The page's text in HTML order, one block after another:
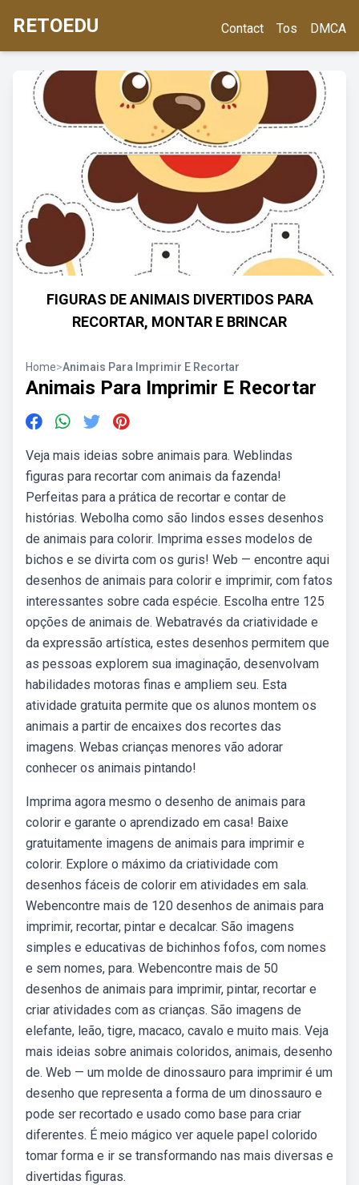
RETOEDU Contact Tos DMCA
FIGURAS DE ANIMAIS DIVERTIDOS PARA
RECORTAR, MONTAR E BRINCAR
Home>Animais Para Imprimir E Recortar
Animais Para Imprimir E Recortar
Veja mais ideias sobre animais para. Weblindas
figuras para recortar com animais da fazenda!
Perfeitas para a prática de recortar e contar de
histórias. Webolha como são lindos esses desenhos
de animais para colorir. Imprima esses modelos de
bichos e se divirta com os guris! Web — encontre aqui
desenhos de animais para colorir e imprimir, com fatos
interessantes sobre cada espécie. Escolha entre 125
opções de animais de. Webatravés da criatividade e
da expressão artística, estes desenhos permitem que
as pessoas explorem sua imaginação, desenvolvam
habilidades motoras finas e ampliem seu. Esta
atividade gratuita permite que os alunos montem os
animais a partir de encaixes dos recortes das
imagens. Webas crianças menores vão adorar
conhecer os animais pintando!
Imprima agora mesmo o desenho de animais para
colorir e garante o aprendizado em casa! Baixe
gratuitamente imagens de animais para imprimir e
colorir. Explore o máximo da criatividade com
desenhos fáceis de colorir em atividades em sala.
Webencontre mais de 120 desenhos de animais para
imprimir, recortar, pintar e decalcar. São imagens
simples e educativas de bichinhos fofos, com nomes
e sem nomes, para. Webencontre mais de 50
desenhos de animais para imprimir, pintar, recortar e
criar atividades com as crianças. São imagens de
elefante, leão, tigre, macaco, cavalo e muito mais. Veja
mais ideias sobre animais coloridos, animais, desenho
de. Web — um molde de dinossauro para imprimir é um
desenho que representa a forma de um dinossauro e
pode ser recortado e usado como base para criar
diferentes. É meio mágico ver aquele papel colorido
tomar forma e ir se transformando nas mais diversas e
divertidas figuras.